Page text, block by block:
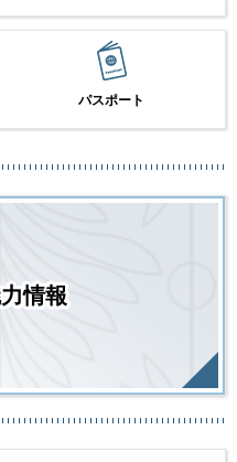
パスポート
情報